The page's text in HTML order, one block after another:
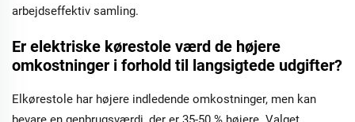
arbejdseffektiv samling.
Er elektriske kørestole værd de højere
omkostninger i forhold til langsigtede udgifter?
Elkørestole har højere indledende omkostninger, men kan